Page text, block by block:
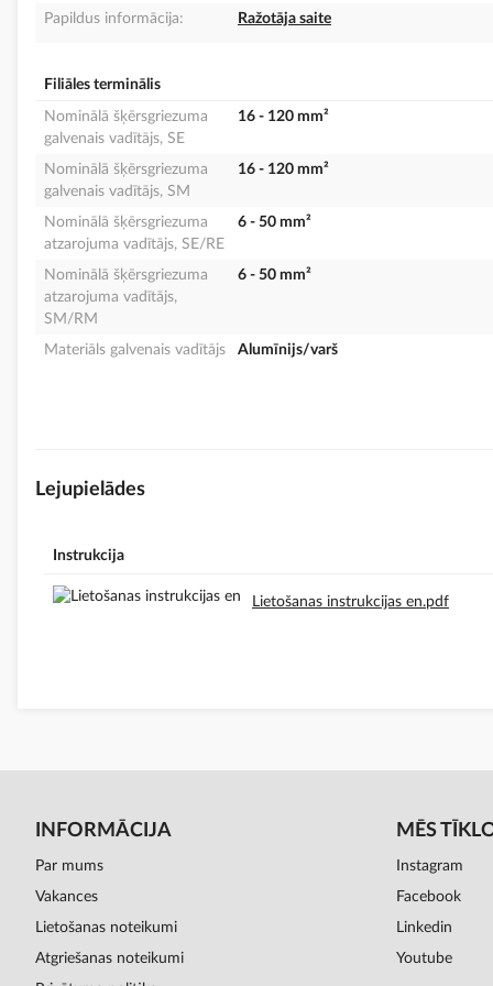
Papildus informācija:
Ražotāja saite
Filiāles terminālis
Nominālā šķērsgriezuma
galvenais vadītājs, SE
16 - 120 mm²
Nominālā šķērsgriezuma
galvenais vadītājs, SM
16 - 120 mm²
Nominālā šķērsgriezuma
atzarojuma vadītājs, SE/RE
6 - 50 mm²
Nominālā šķērsgriezuma
atzarojuma vadītājs,
SM/RM
6 - 50 mm²
Materiāls galvenais vadītājs Alumīnijs/varš
Lejupielādes
Instrukcija
Lietošanas instrukcijas en.pdf
INFORMĀCIJA
Par mums
Vakances
Lietošanas noteikumi
Atgriešanas noteikumi
MĒS
Instagram
Facebook
Linkedin
Youtube